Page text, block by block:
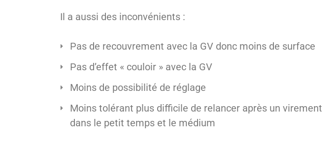
Il a aussi des inconvénients :
Pas de recouvrement avec la GV donc moins de surface
Pas d’effet « couloir » avec la GV
Moins de possibilité de réglage
Moins tolérant plus difficile de relancer après un virement
dans le petit temps et le médium